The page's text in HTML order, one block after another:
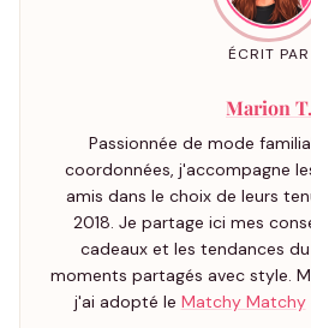
ÉCRIT PAR
Marion T.
Passionnée de mode
coordonnées, j'accompagne
amis dans le choix de leurs
2018. Je partage ici mes
cadeaux et les tendances
moments partagés avec style.
j'ai adopté le Matchy Matchy